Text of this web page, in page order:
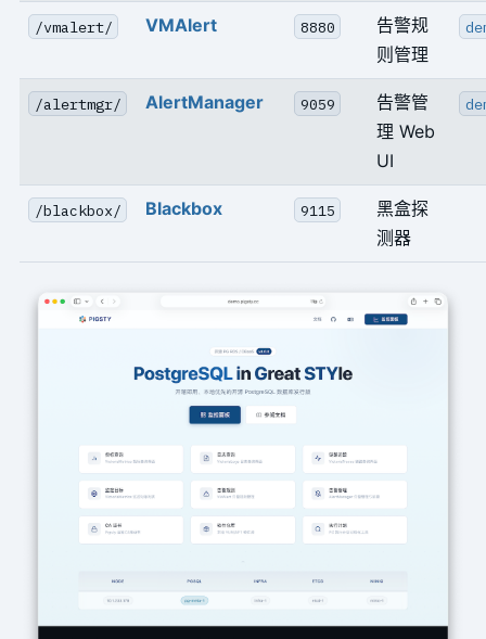
/vmalert/ VMAlert 8880
告警规
则管理
/alertmgr/ AlertManager 9059
告警管
理 Web
UI
/blackbox/ Blackbox 9115
黑盒探
测器